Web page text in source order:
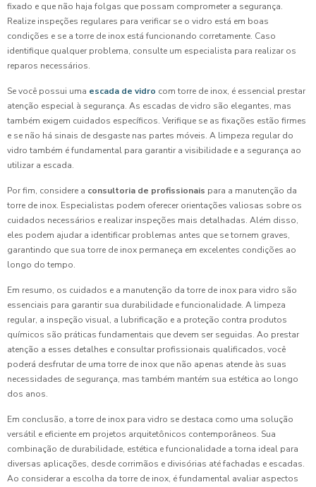
fixado e que não haja folgas que possam comprometer a segurança.
Realize inspeções regulares para verificar se o vidro está em boas
condições e se a torre de inox está funcionando corretamente. Caso
identifique qualquer problema, consulte um especialista para realizar os
reparos necessários.
Se você possui uma escada de vidro com torre de inox, é essencial prestar
atenção especial à segurança. As escadas de vidro são elegantes, mas
também exigem cuidados específicos. Verifique se as fixações estão firmes
e se não há sinais de desgaste nas partes móveis. A limpeza regular do
vidro também é fundamental para garantir a visibilidade e a segurança ao
utilizar a escada.
Por fim, considere a consultoria de profissionais para a manutenção da
torre de inox. Especialistas podem oferecer orientações valiosas sobre os
cuidados necessários e realizar inspeções mais detalhadas. Além disso,
eles podem ajudar a identificar problemas antes que se tornem graves,
garantindo que sua torre de inox permaneça em excelentes condições ao
longo do tempo.
Em resumo, os cuidados e a manutenção da torre de inox para vidro são
essenciais para garantir sua durabilidade e funcionalidade. A limpeza
regular, a inspeção visual, a lubrificação e a proteção contra produtos
químicos são práticas fundamentais que devem ser seguidas. Ao prestar
atenção a esses detalhes e consultar profissionais qualificados, você
poderá desfrutar de uma torre de inox que não apenas atende às suas
necessidades de segurança, mas também mantém sua estética ao longo
dos anos.
Em conclusão, a torre de inox para vidro se destaca como uma solução
versátil e eficiente em projetos arquitetônicos contemporâneos. Sua
combinação de durabilidade, estética e funcionalidade a torna ideal para
diversas aplicações, desde corrimãos e divisórias até fachadas e escadas.
Ao considerar a escolha da torre de inox, é fundamental avaliar aspectos